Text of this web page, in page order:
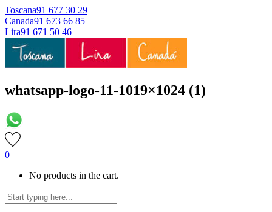
Toscana91 677 30 29
Canada91 673 66 85
Lira91 671 50 46
whatsapp-logo-11-1019×1024 (1)
0
No products in the cart.